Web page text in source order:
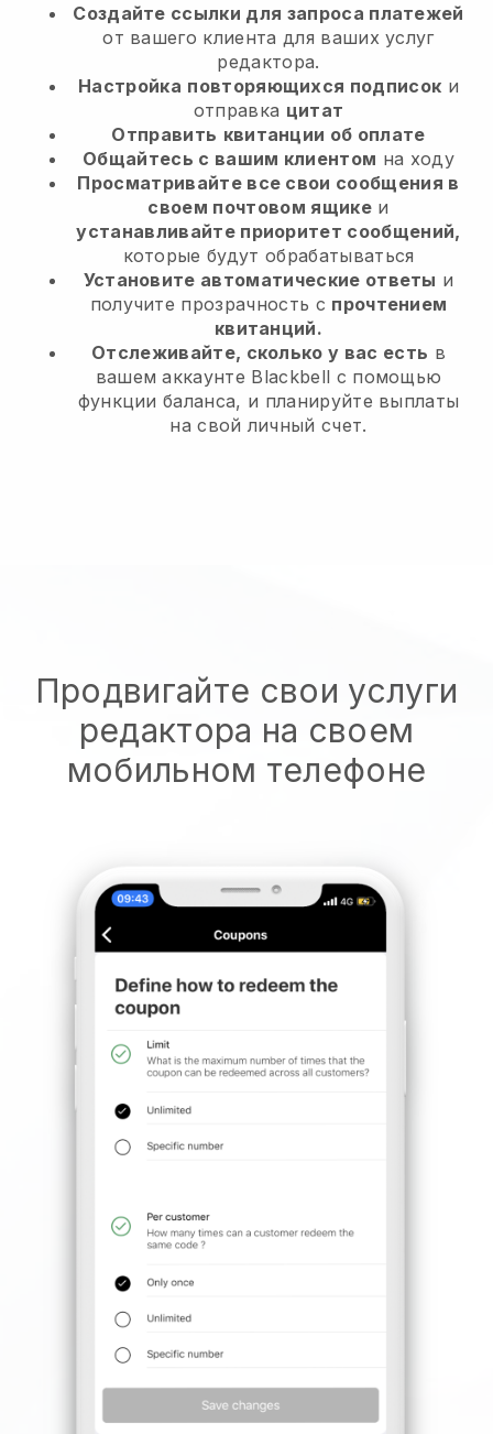
Создайте ссылки для запроса платежей
от вашего клиента для ваших услуг
редактора.
Настройка повторяющихся подписок и
отправка цитат
Отправить квитанции об оплате
Общайтесь с вашим клиентом на ходу
Просматривайте все свои сообщения в
своем почтовом ящикеи
устанавливайте приоритет сообщений,
которые будут обрабатываться
Установите автоматические ответы и
получите прозрачность с прочтением
квитанций.
Отслеживайте, сколько у вас есть в
вашем аккаунте Blackbell с помощью
функции баланса, и планируйте выплаты
на свой личный счет.
Продвигайте свои услуги
редактора на своем
мобильном телефоне